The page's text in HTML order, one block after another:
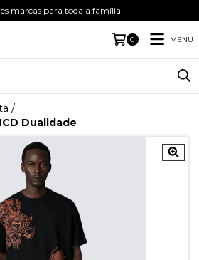
marcas para toda a família
0 MENU
/
Dualidade